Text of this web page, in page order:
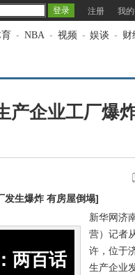
注册 我
- NBA - 视频 - 娱谈 - 财
产企业工厂爆
发生爆炸 有房屋倒塌]
两百话
新华网济
营）记者
许，位于
生产企业